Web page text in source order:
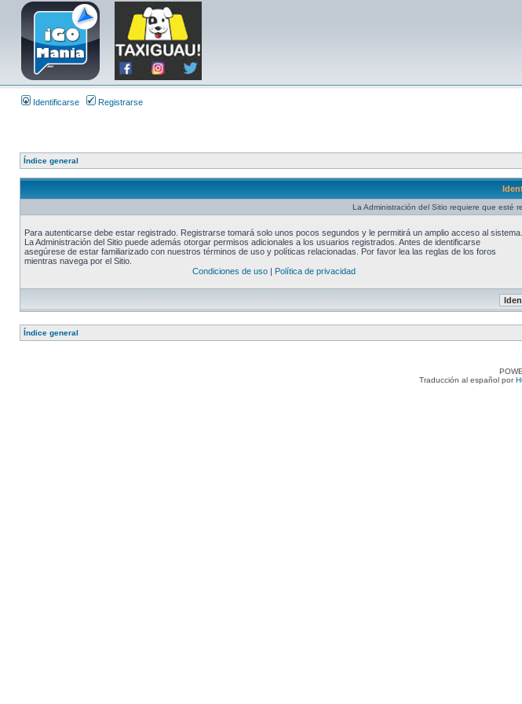
Identificarse Registrarse
Índice general
La Administración del Sitio requiere que esté
Para autenticarse debe estar registrado. Registrarse tomará solo unos pocos segundos y le permitirá un amplio acceso al sistema.
La Administración del Sitio puede además otorgar permisos adicionales a los usuarios registrados. Antes de identificarse
asegúrese de estar familiarizado con nuestros términos de uso y políticas relacionadas. Por favor lea las reglas de los foros
mientras navega por el Sitio.
Condiciones de uso| Política de privacidad
Índice general
Traducción al español por